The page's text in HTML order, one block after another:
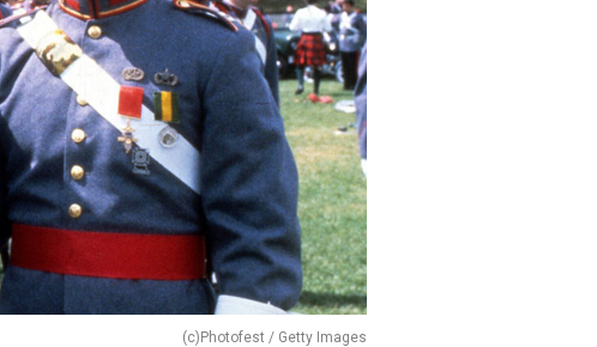
(c)Photofest / Getty Images